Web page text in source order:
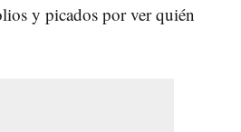
y picados por ver quién